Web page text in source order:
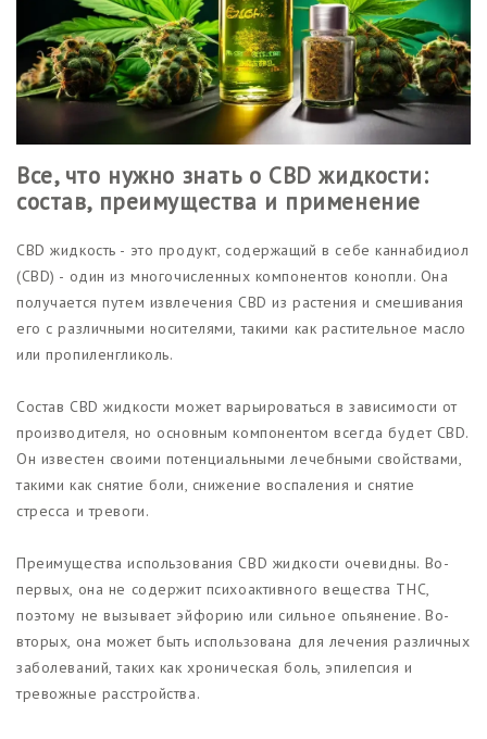
Все, что нужно знать о CBD жидкости:
состав, преимущества и применение
CBD жидкость - это продукт, содержащий в себе каннабидиол
(CBD) - один из многочисленных компонентов конопли. Она
получается путем извлечения CBD из растения и смешивания
его с различными носителями, такими как растительное масло
или пропиленгликоль.
Состав CBD жидкости может варьироваться в зависимости от
производителя, но основным компонентом всегда будет CBD.
Он известен своими потенциальными лечебными свойствами,
такими как снятие боли, снижение воспаления и снятие
стресса и тревоги.
Преимущества использования CBD жидкости очевидны. Во-
первых, она не содержит психоактивного вещества THC,
поэтому не вызывает эйфорию или сильное опьянение. Во-
вторых, она может быть использована для лечения различных
заболеваний, таких как хроническая боль, эпилепсия и
тревожные расстройства.